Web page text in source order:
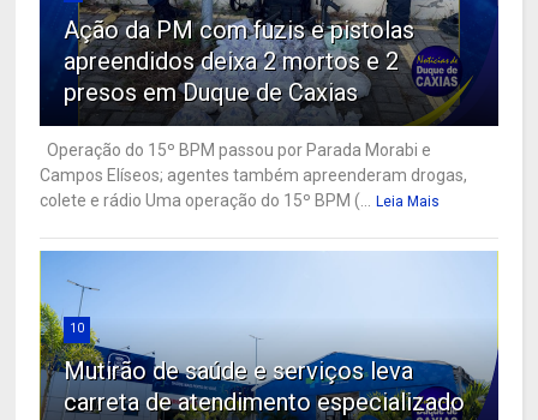
Ação da PM com fuzis e pistolas
apreendidos deixa 2 mortos e 2
presos em Duque de Caxias
Operação do 15º BPM passou por Parada Morabi e
Campos Elíseos; agentes também apreenderam drogas,
colete e rádio Uma operação do 15º BPM (...
Leia Mais
10
Mutirão de saúde e serviços leva
carreta de atendimento especializado